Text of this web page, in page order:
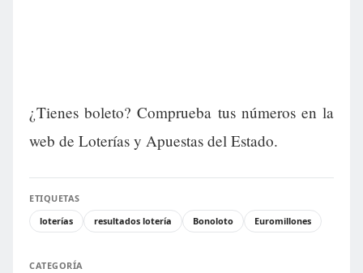
¿Tienes boleto? Comprueba tus números en la
web de Loterías y Apuestas del Estado.
ETIQUETAS
loterías
resultados lotería Bonoloto Euromillones
CATEGORÍA